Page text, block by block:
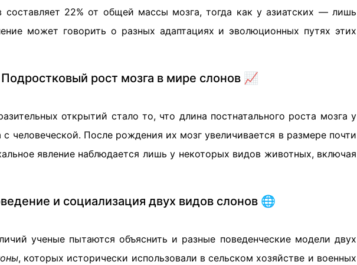
составляет 22% от общей массы мозга, тогда как у азиатских — лишь
может говорить о разных адаптациях и эволюционных путях этих
Подростковый рост мозга в мире слонов 📈
открытий стало то, что длина постнатального роста мозга у
человеческой. После рождения их мозг увеличивается в размере почти
явление наблюдается лишь у некоторых видов животных, включая
и социализация двух видов слонов 🌐
ученые пытаются объяснить и разные поведенческие модели двух
, которых исторически использовали в сельском хозяйстве и военных